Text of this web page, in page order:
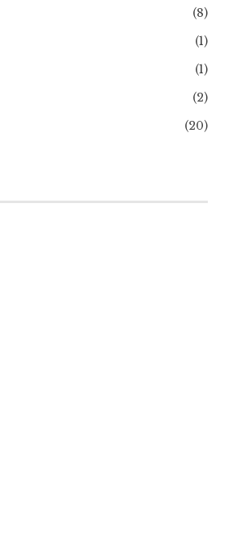
(8)
(1)
(1)
(2)
(20)